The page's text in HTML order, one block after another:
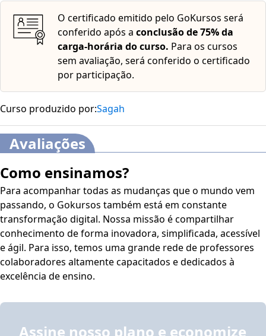
O certificado emitido pelo GoKursos será
conferido após a conclusão de 75% da
carga-horária do curso. Para os cursos
sem avaliação, será conferido o certificado
por participação.
Curso produzido por:Sagah
Avaliações
Como ensinamos?
Para acompanhar todas as mudanças que o mundo vem
passando, o Gokursos também está em constante
transformação digital. Nossa missão é compartilhar
conhecimento de forma inovadora, simplificada, acessível
e ágil. Para isso, temos uma grande rede de professores
colaboradores altamente capacitados e dedicados à
excelência de ensino.
Assine nosso plano e economize